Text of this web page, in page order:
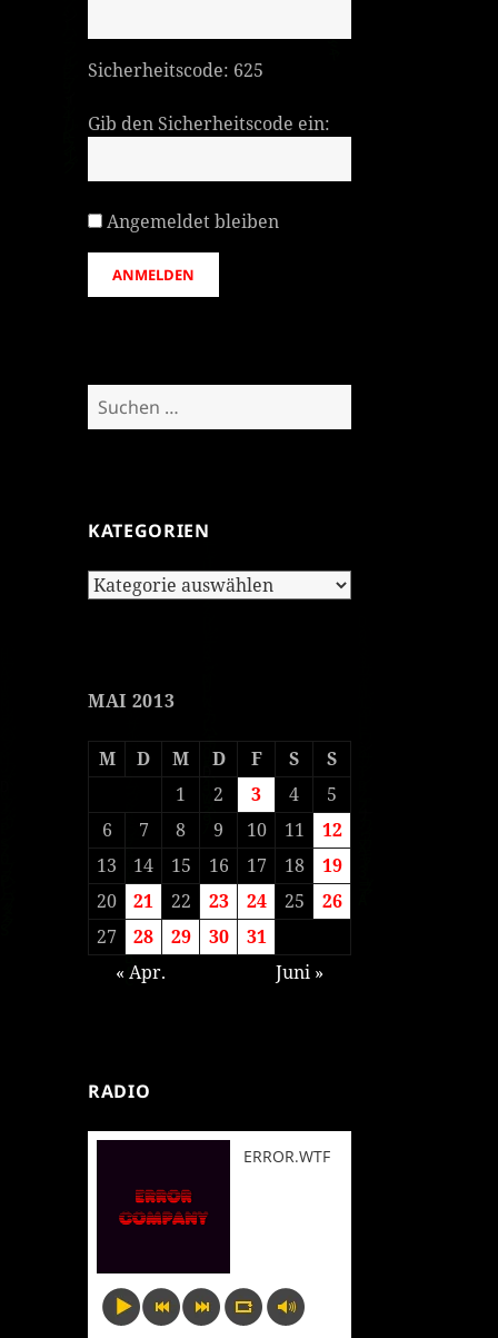
Sicherheitscode: 625
Gib den Sicherheitscode ein:
Angemeldet bleiben
ANMELDEN
Suchen
nach:
KATEGORIEN
Kategorien
MAI 2013
M D M D F S
S
1
2 3 4
5
6
7 8 9 10 11
12
13
14 15 16 17 18
19
20
21 22 23 24 25
26
27
28 29 30
31
« Apr.
Juni »
RADIO
ERROR.WTF